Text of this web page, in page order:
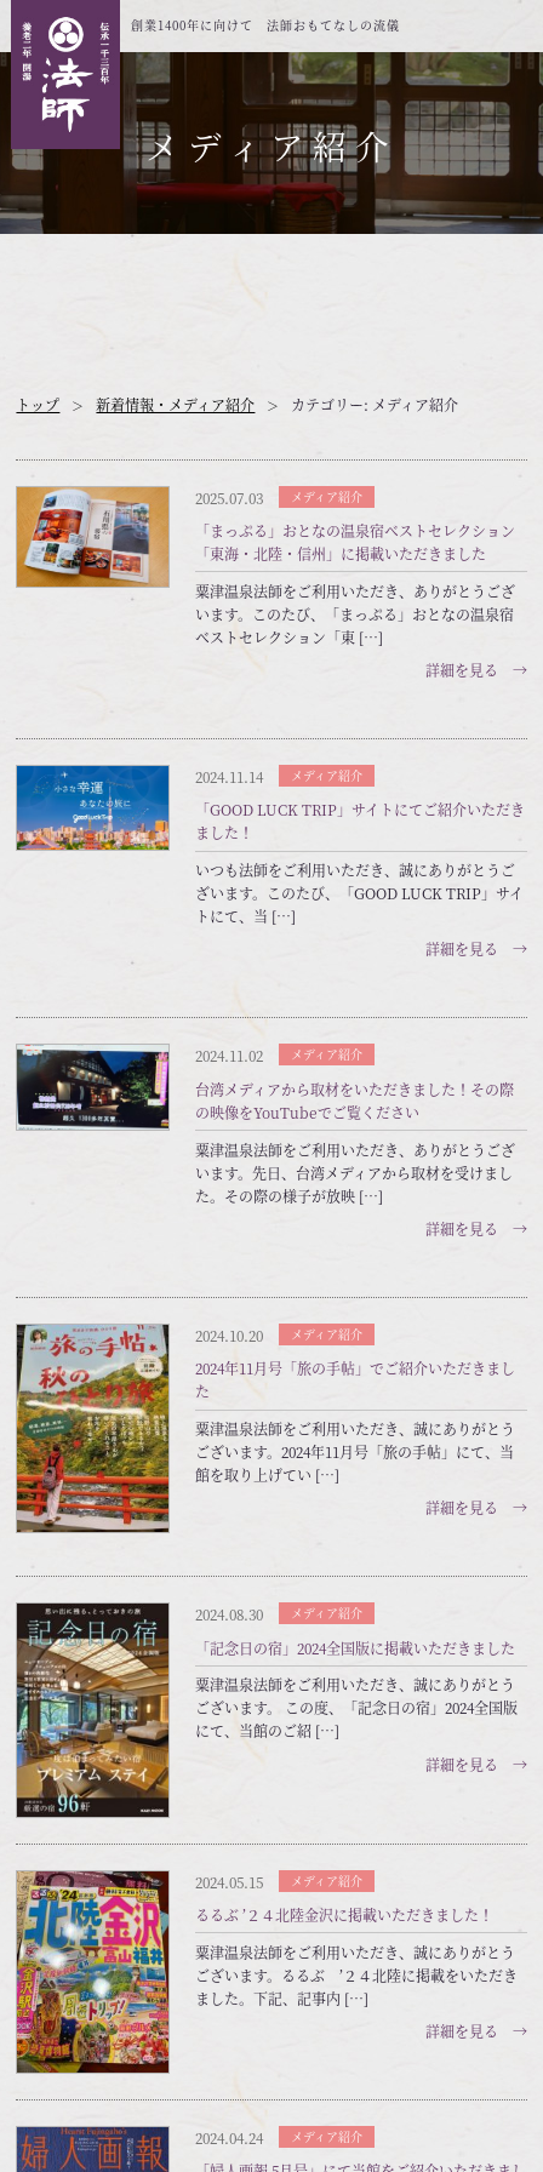
創業1400年に向けて 法師おもてなしの流儀
メディア紹介
トップ 新着情報・メディア紹介 カテゴリー: メディア紹介
2025.07.03 メディア紹介
「まっぷる」おとなの温泉宿ベストセレクション
「東海・北陸・信州」に掲載いただきました
粟津温泉法師をご利用いただき、ありがとうござ
います。このたび、「まっぷる」おとなの温泉宿
ベストセレクション「東 […]
詳細を見る →
2024.11.14 メディア紹介
「GOOD LUCK TRIP」サイトにてご紹介いただき
ました！
いつも法師をご利用いただき、誠にありがとうご
ざいます。このたび、「GOOD LUCK TRIP」サイ
トにて、当 […]
詳細を見る →
2024.11.02 メディア紹介
台湾メディアから取材をいただきました！その際
の映像をYouTubeでご覧ください
粟津温泉法師をご利用いただき、ありがとうござ
います。先日、台湾メディアから取材を受けまし
た。その際の様子が放映 […]
詳細を見る →
2024.10.20 メディア紹介
2024年11月号「旅の手帖」でご紹介いただきまし
た
粟津温泉法師をご利用いただき、誠にありがとう
ございます。2024年11月号「旅の手帖」にて、当
館を取り上げてい […]
詳細を見る →
2024.08.30 メディア紹介
「記念日の宿」2024全国版に掲載いただきました
粟津温泉法師をご利用いただき、誠にありがとう
ございます。 この度、「記念日の宿」2024全国版
にて、当館のご紹 […]
詳細を見る →
2024.05.15 メディア紹介
るるぶ ’２４北陸金沢に掲載いただきました！
粟津温泉法師をご利用いただき、誠にありがとう
ございます。るるぶ ’２４北陸に掲載をいただき
ました。下記、記事内 […]
詳細を見る →
2024.04.24 メディア紹介